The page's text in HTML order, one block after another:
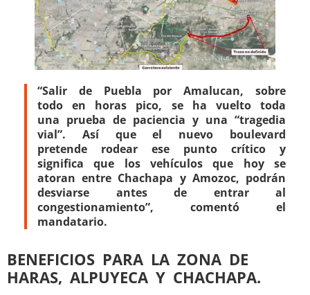
“Salir de Puebla por Amalucan, sobre
todo en horas pico, se ha vuelto toda
una prueba de paciencia y una “tragedia
vial”. Así que el nuevo boulevard
pretende rodear ese punto crítico y
significa que los vehículos que hoy se
atoran entre Chachapa y Amozoc, podrán
desviarse antes de entrar al
congestionamiento”, comentó el
mandatario.
BENEFICIOS PARA LA ZONA DE
HARAS, ALPUYECA Y CHACHAPA.